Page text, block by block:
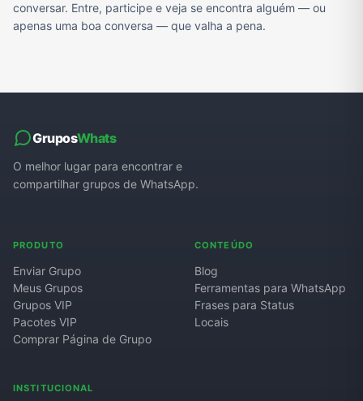
conversar. Entre, participe e veja se encontra alguém — ou
apenas uma boa conversa — que valha a pena.
GruposWhats
O melhor lugar para encontrar e
compartilhar grupos de WhatsApp.
PRODUTO
Enviar Grupo
Meus Grupos
Grupos VIP
Pacotes VIP
Comprar Página de Grupo
CONTEÚDO
Blog
Ferramentas para WhatsApp
Frases para Status
Locais
INSTITUCIONAL